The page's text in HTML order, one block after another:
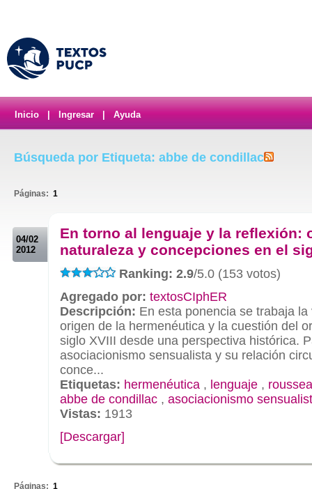
Inicio Ingresar Ayuda
Búsqueda por Etiqueta: abbe de condillac
Páginas: 1
04/02
2012
En torno al lenguaje y la reflexión:
naturaleza y concepciones en el
Ranking: 2.9/5.0 (153 votos)
Agregado por: textosCIphER
Descripción: En esta ponencia se trabaja
origen de la hermenéutica y la cuestión del
siglo XVIII desde una perspectiva histórica.
asociacionismo sensualista y su relación
conce...
Etiquetas: hermenéutica , lenguaje ,
abbe de condillac , asociacionismo
Vistas: 1913
[Descargar]
Páginas: 1